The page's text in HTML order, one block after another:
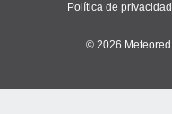
Política de
© 2026